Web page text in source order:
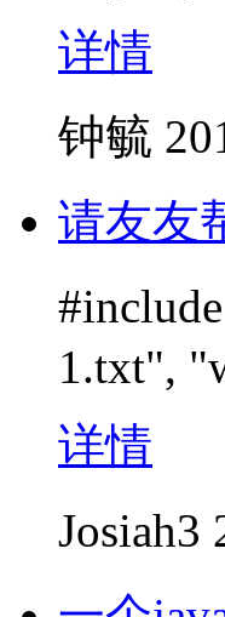
详情
钟毓
请友友
1.txt",
详情
Josiah3